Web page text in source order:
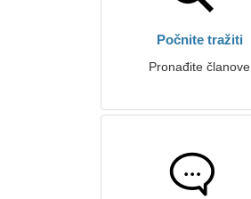
Počnite tražiti
Pronađite članove